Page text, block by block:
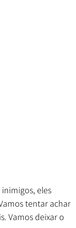
eles
tentar achar
Vamos deixar o